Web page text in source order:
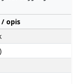
/ opis